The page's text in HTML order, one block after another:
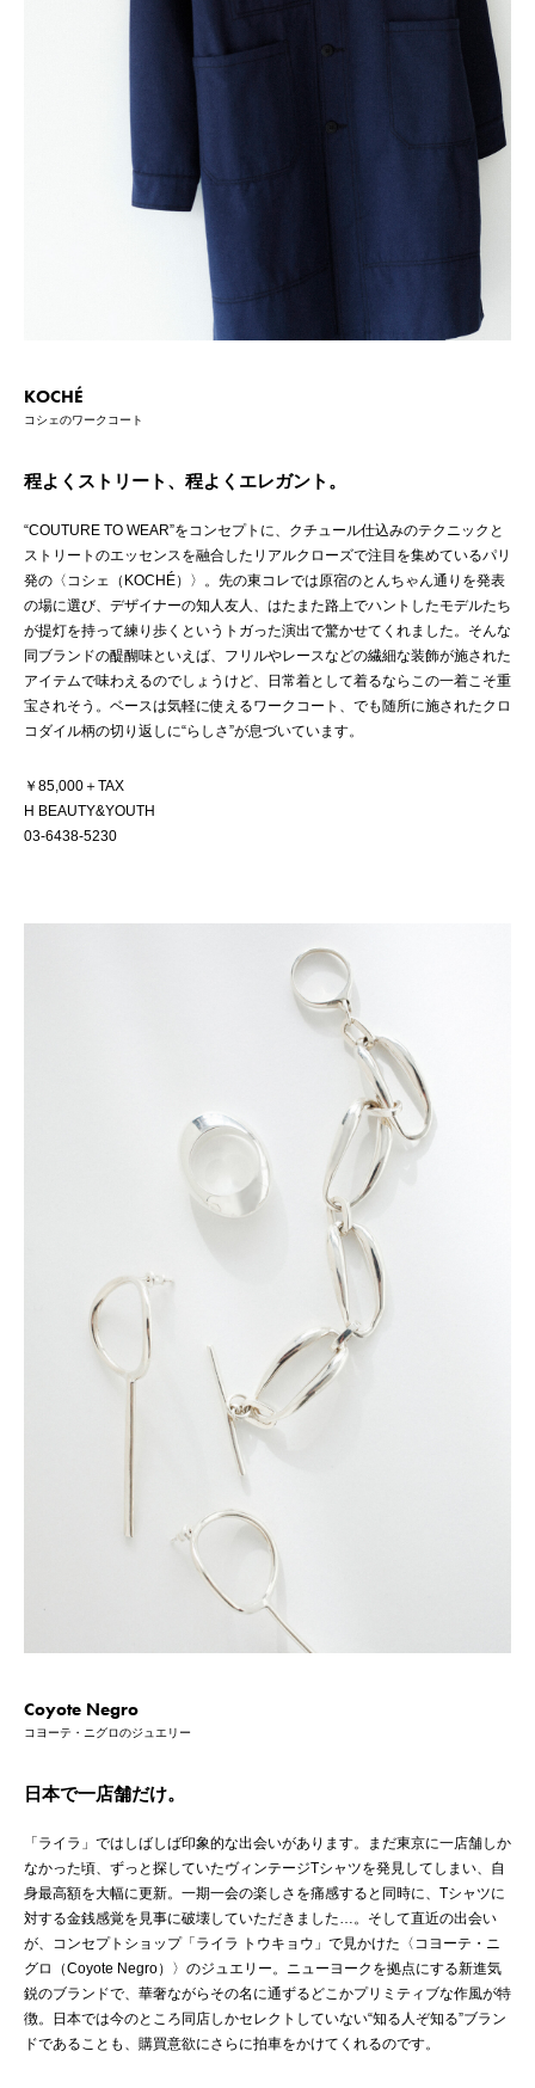
KOCHÉ
コシェのワークコート
程よくストリート、程よくエレガント。
“COUTURE TO WEAR”をコンセプトに、クチュール仕込みのテクニックと
ストリートのエッセンスを融合したリアルクローズで注目を集めているパリ
発の〈コシェ（KOCHÉ）〉。先の東コレでは原宿のとんちゃん通りを発表
の場に選び、デザイナーの知人友人、はたまた路上でハントしたモデルたち
が提灯を持って練り歩くというトガった演出で驚かせてくれました。そんな
同ブランドの醍醐味といえば、フリルやレースなどの繊細な装飾が施された
アイテムで味わえるのでしょうけど、日常着として着るならこの一着こそ重
宝されそう。ベースは気軽に使えるワークコート、でも随所に施されたクロ
コダイル柄の切り返しに“らしさ”が息づいています。
￥85,000＋TAX
H BEAUTY&YOUTH
03-6438-5230
Coyote Negro
コヨーテ・ニグロのジュエリー
日本で一店舗だけ。
「ライラ」ではしばしば印象的な出会いがあります。まだ東京に一店舗しか
なかった頃、ずっと探していたヴィンテージTシャツを発見してしまい、自
身最高額を大幅に更新。一期一会の楽しさを痛感すると同時に、Tシャツに
対する金銭感覚を見事に破壊していただきました…。そして直近の出会い
が、コンセプトショップ「ライラ トウキョウ」で見かけた〈コヨーテ・ニ
グロ（Coyote Negro）〉のジュエリー。ニューヨークを拠点にする新進気
鋭のブランドで、華奢ながらその名に通ずるどこかプリミティブな作風が特
徴。日本では今のところ同店しかセレクトしていない“知る人ぞ知る”ブラン
ドであることも、購買意欲にさらに拍車をかけてくれるのです。